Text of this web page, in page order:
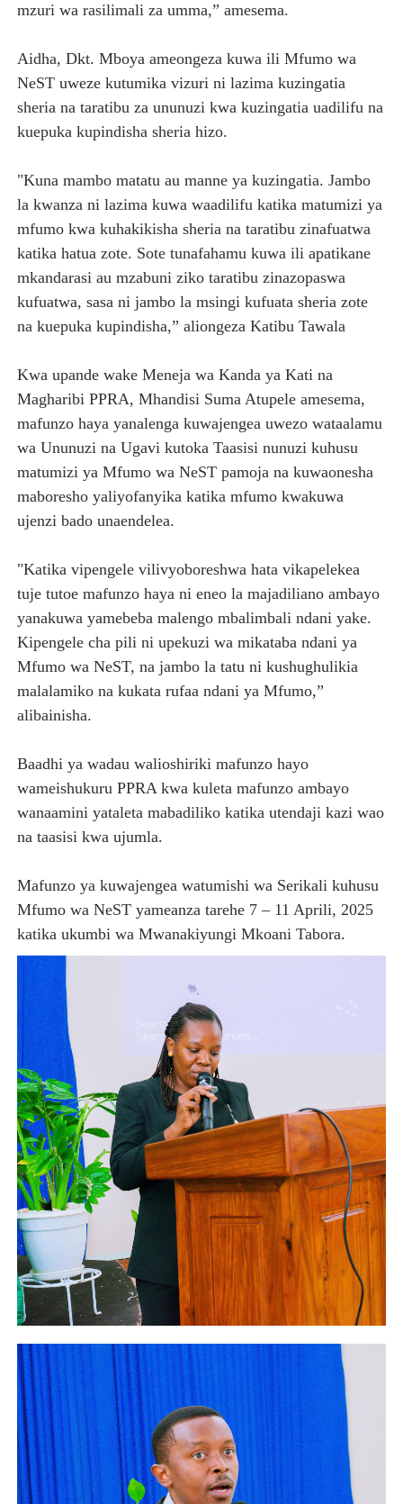
mzuri wa rasilimali za umma,” amesema.
Aidha, Dkt. Mboya ameongeza kuwa ili Mfumo wa
NeST uweze kutumika vizuri ni lazima kuzingatia
sheria na taratibu za ununuzi kwa kuzingatia uadilifu na
kuepuka kupindisha sheria hizo.
"Kuna mambo matatu au manne ya kuzingatia. Jambo
la kwanza ni lazima kuwa waadilifu katika matumizi ya
mfumo kwa kuhakikisha sheria na taratibu zinafuatwa
katika hatua zote. Sote tunafahamu kuwa ili apatikane
mkandarasi au mzabuni ziko taratibu zinazopaswa
kufuatwa, sasa ni jambo la msingi kufuata sheria zote
na kuepuka kupindisha,” aliongeza Katibu Tawala
Kwa upande wake Meneja wa Kanda ya Kati na
Magharibi PPRA, Mhandisi Suma Atupele amesema,
mafunzo haya yanalenga kuwajengea uwezo wataalamu
wa Ununuzi na Ugavi kutoka Taasisi nunuzi kuhusu
matumizi ya Mfumo wa NeST pamoja na kuwaonesha
maboresho yaliyofanyika katika mfumo kwakuwa
ujenzi bado unaendelea.
"Katika vipengele vilivyoboreshwa hata vikapelekea
tuje tutoe mafunzo haya ni eneo la majadiliano ambayo
yanakuwa yamebeba malengo mbalimbali ndani yake.
Kipengele cha pili ni upekuzi wa mikataba ndani ya
Mfumo wa NeST, na jambo la tatu ni kushughulikia
malalamiko na kukata rufaa ndani ya Mfumo,”
alibainisha.
Baadhi ya wadau walioshiriki mafunzo hayo
wameishukuru PPRA kwa kuleta mafunzo ambayo
wanaamini yataleta mabadiliko katika utendaji kazi wao
na taasisi kwa ujumla.
Mafunzo ya kuwajengea watumishi wa Serikali kuhusu
Mfumo wa NeST yameanza tarehe 7 – 11 Aprili, 2025
katika ukumbi wa Mwanakiyungi Mkoani Tabora.